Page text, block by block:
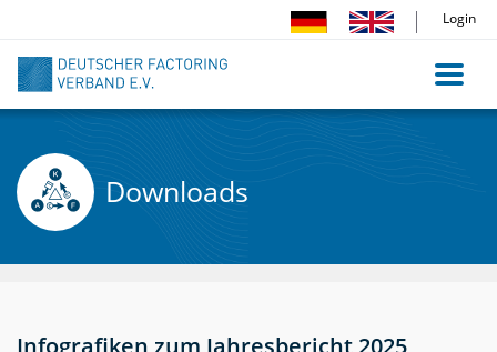
Inhalt
Login
Downloads
Infografiken zum Jahresbericht 2025